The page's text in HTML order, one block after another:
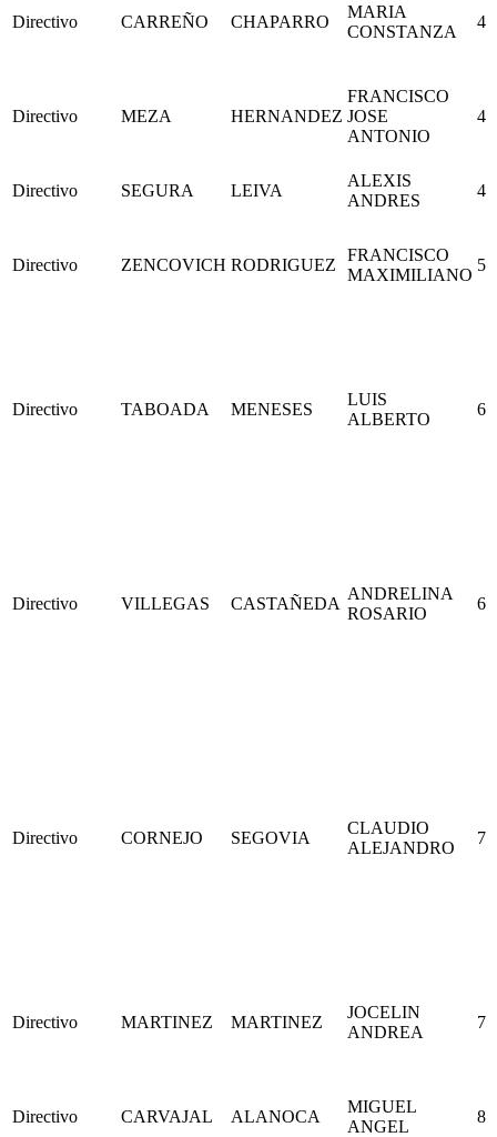
Directivo CARREÑO CHAPARRO
MARIA
CONSTANZA
4
Directivo MEZA HERNANDEZ
FRANCISCO
JOSE
ANTONIO
4
Directivo SEGURA LEIVA
ALEXIS
ANDRES
4
Directivo ZENCOVICH RODRIGUEZ
FRANCISCO
MAXIMILIANO
5
Directivo TABOADA MENESES
LUIS
ALBERTO
6
Directivo VILLEGAS CASTAÑEDA
ANDRELINA
ROSARIO
6
Directivo CORNEJO SEGOVIA
CLAUDIO
ALEJANDRO
7
Directivo MARTINEZ MARTINEZ
JOCELIN
ANDREA
7
Directivo CARVAJAL ALANOCA
MIGUEL
ANGEL
8